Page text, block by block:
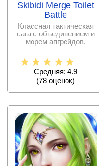
Skibidi Merge Toilet
Battle
Классная тактическая
сага с объединением и
морем апгрейдов,
сразиться в
Средняя: 4.9
(78 оценок)